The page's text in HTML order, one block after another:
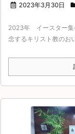
2023年3月30日
2023年 イースター集
念するキリスト教のお